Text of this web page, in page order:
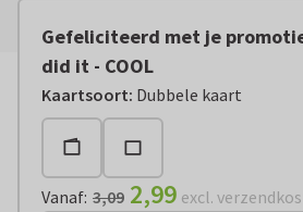
Gefeliciteerd met je promotie
did it - COOL
Kaartsoort: Dubbele kaart
Vanaf: € 2,99 excl. verzendkosten
Vanaf: 3,09 2,99 excl.